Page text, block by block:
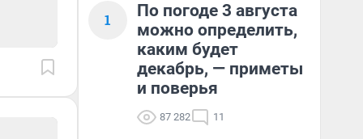
1
По погоде 3 августа
можно определить,
каким будет
декабрь, — приметы
и поверья
87 282 11